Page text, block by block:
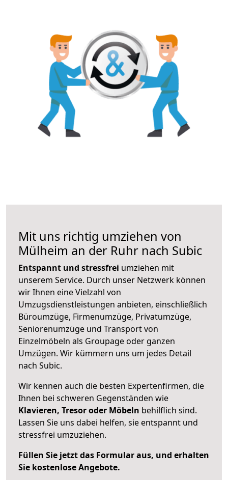
Mit uns richtig umziehen von
Mülheim an der Ruhr nach Subic
Entspannt und stressfrei umziehen mit
unserem Service. Durch unser Netzwerk können
wir Ihnen eine Vielzahl von
Umzugsdienstleistungen anbieten, einschließlich
Büroumzüge, Firmenumzüge, Privatumzüge,
Seniorenumzüge und Transport von
Einzelmöbeln als Groupage oder ganzen
Umzügen. Wir kümmern uns um jedes Detail
nach Subic.
Wir kennen auch die besten Expertenfirmen, die
Ihnen bei schweren Gegenständen wie
Klavieren, Tresor oder Möbeln behilflich sind.
Lassen Sie uns dabei helfen, sie entspannt und
stressfrei umzuziehen.
Füllen Sie jetzt das Formular aus, und erhalten
Sie kostenlose Angebote.